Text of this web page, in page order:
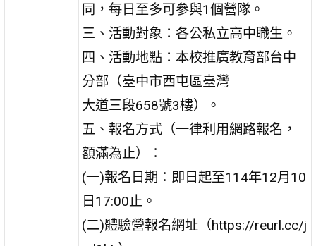
同，每日至多可參與1個營隊。
三、活動對象：各公私立高中職生。
四、活動地點：本校推廣教育部台中
分部（臺中市西屯區臺灣
大道三段658號3樓）。
五、報名方式（一律利用網路報名，
額滿為止）：
(一)報名日期：即日起至114年12月10
日17:00止。
(二)體驗營報名網址（https://reurl.cc/j